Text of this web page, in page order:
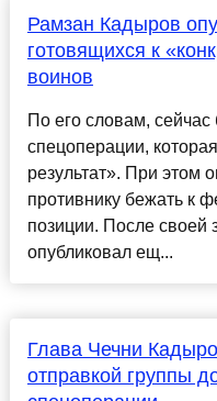
Рамзан Кадыров
готовящихся к
воинов
По его словам, сейчас
спецоперации,
результат». При этом
противнику бежать к
позиции. После своей
опубликовал ещ...
Глава Чечни
отправкой группы